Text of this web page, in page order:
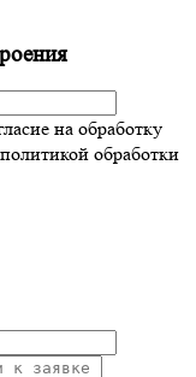
на обработку
обработки